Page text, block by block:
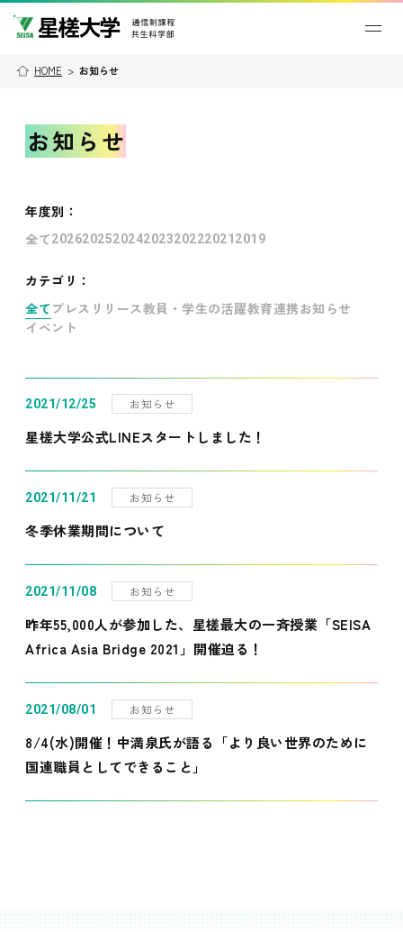
HOME > お知らせ
お知らせ
年度別 ：
全て202620252024202320222021 2019
カテゴリ：
全て プレスリリース教員・学生の活躍教育連携お知らせ
イベント
2021/12/25 お知らせ
星槎大学公式LINEスタートしました！
2021/11/21 お知らせ
冬季休業期間について
2021/11/08 お知らせ
昨年55,000人が参加した、星槎最大の一斉授業「SEISA
Africa Asia Bridge 2021」開催迫る！
2021/08/01 お知らせ
8/4(水)開催！中満泉氏が語る「より良い世界のために
国連職員としてできること」